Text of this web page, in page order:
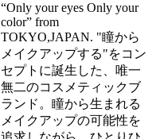
“Only your eyes Only your
color” from
TOKYO,JAPAN. "瞳から
メイクアップする"をコン
セプトに誕生した、唯一
無二のコスメティックブ
ランド。瞳から生まれる
メイクアップの可能性を